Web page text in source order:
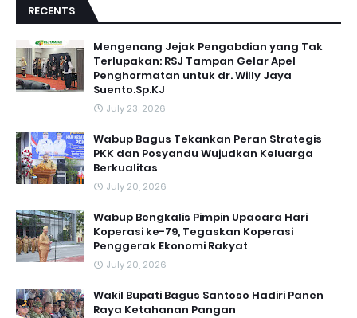
RECENTS
Mengenang Jejak Pengabdian yang Tak
Terlupakan: RSJ Tampan Gelar Apel
Penghormatan untuk dr. Willy Jaya
Suento.Sp.KJ
July 23, 2026
Wabup Bagus Tekankan Peran Strategis
PKK dan Posyandu Wujudkan Keluarga
Berkualitas
July 20, 2026
Wabup Bengkalis Pimpin Upacara Hari
Koperasi ke-79, Tegaskan Koperasi
Penggerak Ekonomi Rakyat
July 20, 2026
Wakil Bupati Bagus Santoso Hadiri Panen
Raya Ketahanan Pangan